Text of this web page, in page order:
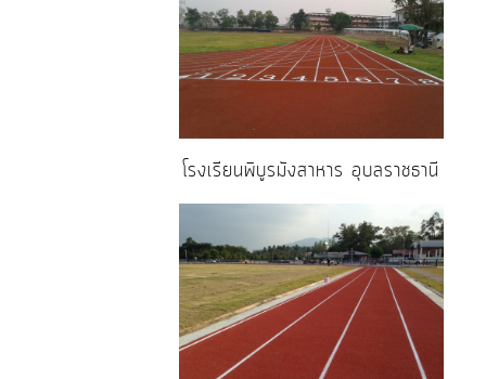
โรงเรียนพิบูรมังสาหาร อุบลราชธานี